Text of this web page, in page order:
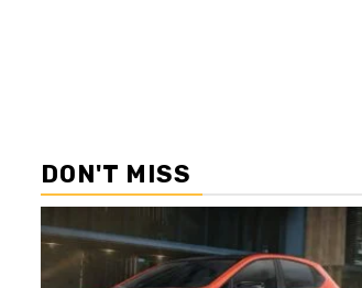
DON'T MISS